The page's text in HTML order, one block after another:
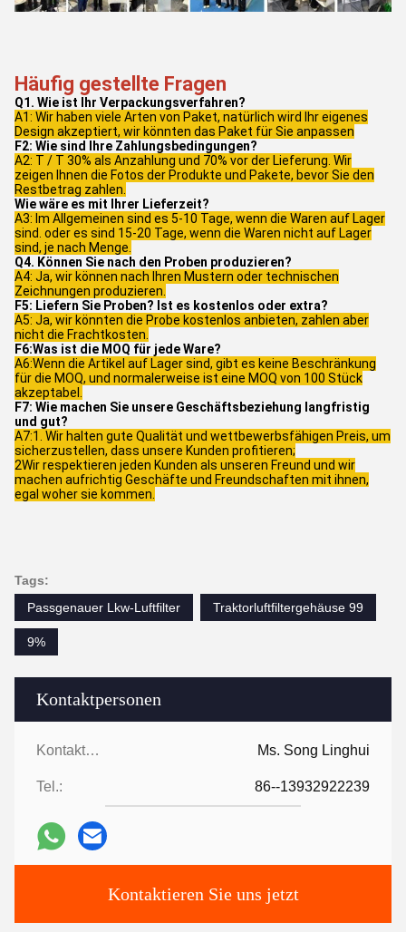
Kontaktpersonen
Kontaktpersonen: Ms. Song Linghui
Tel.: 86--13932922239
Kontaktieren Sie uns jetzt
Häufig gestellte Fragen
Q1. Wie ist Ihr Verpackungsverfahren?
A1: Wir haben viele Arten von Paket, natürlich wird Ihr eigenes
Design akzeptiert, wir könnten das Paket für Sie anpassen
F2: Wie sind Ihre Zahlungsbedingungen?
A2: T / T 30% als Anzahlung und 70% vor der Lieferung. Wir
zeigen Ihnen die Fotos der Produkte und Pakete, bevor Sie den
Restbetrag zahlen.
Wie wäre es mit Ihrer Lieferzeit?
A3: Im Allgemeinen sind es 5-10 Tage, wenn die Waren auf Lager
sind. oder es sind 15-20 Tage, wenn die Waren nicht auf Lager
sind, je nach Menge.
Q4. Können Sie nach den Proben produzieren?
A4: Ja, wir können nach Ihren Mustern oder technischen
Zeichnungen produzieren.
F5: Liefern Sie Proben? Ist es kostenlos oder extra?
A5: Ja, wir könnten die Probe kostenlos anbieten, zahlen aber
nicht die Frachtkosten.
F6:Was ist die MOQ für jede Ware?
A6:Wenn die Artikel auf Lager sind, gibt es keine Beschränkung
für die MOQ, und normalerweise ist eine MOQ von 100 Stück
akzeptabel.
F7: Wie machen Sie unsere Geschäftsbeziehung langfristig
und gut?
A7:1. Wir halten gute Qualität und wettbewerbsfähigen Preis, um
sicherzustellen, dass unsere Kunden profitieren;
2Wir respektieren jeden Kunden als unseren Freund und wir
machen aufrichtig Geschäfte und Freundschaften mit ihnen,
egal woher sie kommen.
Tags:
Passgenauer Lkw-Luftfilter
Traktorluftfiltergehäuse 99
9%